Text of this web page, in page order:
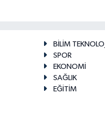
BİLİM TEKNOLOJİ
SPOR
EKONOMİ
SAĞLIK
EĞİTİM